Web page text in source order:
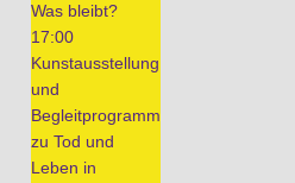
Was bleibt?
17:00
Kunstausstellung
und
Begleitprogramm
zu Tod und
Leben in